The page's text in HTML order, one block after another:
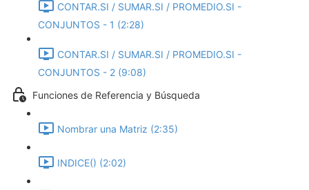
CONTAR.SI / SUMAR.SI / PROMEDIO.SI -
CONJUNTOS - 1 (2:28)
CONTAR.SI / SUMAR.SI / PROMEDIO.SI -
CONJUNTOS - 2 (9:08)
Funciones de Referencia y Búsqueda
Nombrar una Matriz (2:35)
INDICE() (2:02)